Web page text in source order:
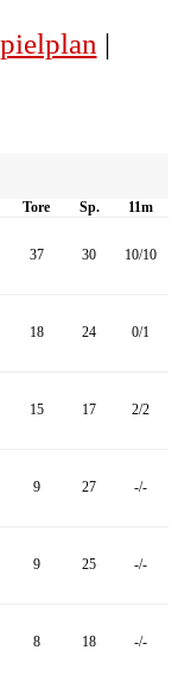
|
Tore Sp. 11m
37 30 10/10
18 24 0/1
15 17 2/2
9 27 -/-
9 25 -/-
8 18 -/-